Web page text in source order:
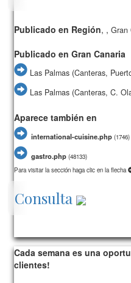
Publicado en Región, , Gran
Publicado en Gran Canaria
Las Palmas (Canteras,
Las Palmas (Canteras, C.
Aparece también en
international-cuisine.php (1746)
gastro.php (48133)
Para visitar la sección haga clic en la flecha
Consulta
Cada semana es una
clientes!